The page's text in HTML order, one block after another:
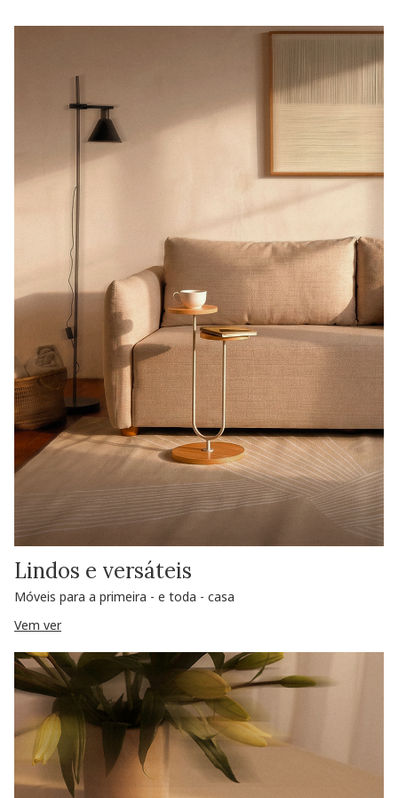
Lindos e versáteis
Móveis para a primeira - e toda - casa
Vem ver